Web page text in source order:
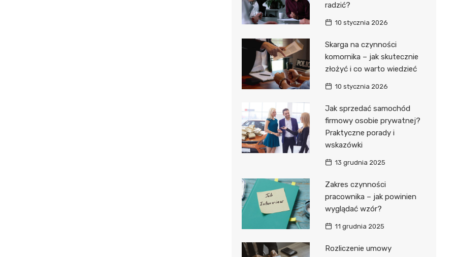
radzić?
10 stycznia 2026
Skarga na czynności
komornika – jak skutecznie
złożyć i co warto wiedzieć
10 stycznia 2026
Jak sprzedać samochód
firmowy osobie prywatnej?
Praktyczne porady i
wskazówki
13 grudnia 2025
Zakres czynności
pracownika – jak powinien
wyglądać wzór?
11 grudnia 2025
Rozliczenie umowy